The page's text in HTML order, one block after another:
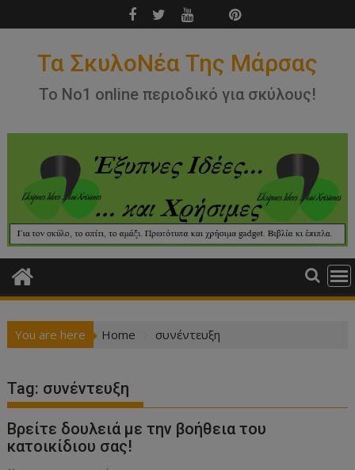
to
Τα ΣκυλοΝέα Της Μάρσας
Το Νο1 online περιοδικό για σκύλους!
You are here Home συνέντευξη
Tag: συνέντευξη
Βρείτε δουλειά με την βοήθεια του
κατοικίδιου σας!